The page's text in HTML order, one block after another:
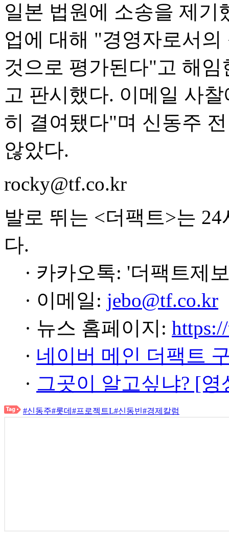
일본 법원에 소송을 제기
업에 대해 "경영자로서
것으로 평가된다"고 해
고 판시했다. 이메일 사
히 결여됐다"며 신동주
않았다.
rocky@tf.co.kr
발로 뛰는 <더팩트>는
다.
· 카카오톡: '더팩트제
· 이메일: jebo@tf.co.kr
· 뉴스 홈페이지:
· 네이버 메인 더팩트
· 그곳이 알고싶냐? [
#신동주#롯데 #프로젝트L#신동빈#경제칼럼